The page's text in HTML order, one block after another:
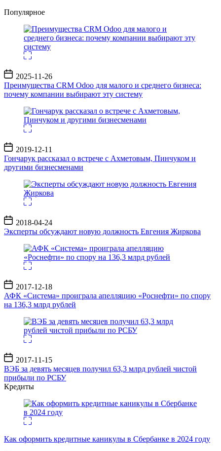
Популярное
Дата
записи
2025-11-26
Преимущества CRM Odoo для малого и среднего бизнеса:
почему компании выбирают эту систему
Дата
записи
2019-12-11
Гончарук рассказал о встрече с Ахметовым, Пинчуком и
другими бизнесменами
Дата
записи
2018-04-24
Эксперты обсуждают новую должность Евгения Жиркова
Дата
записи
2017-12-18
АФК «Система» проиграла апелляцию «Роснефти» по спору
на 136,3 млрд рублей
Дата
записи
2017-11-15
ВЭБ за девять месяцев получил 63,3 млрд рублей чистой
прибыли по РСБУ
Кредиты
Как оформить кредитные каникулы в Сбербанке в 2024 году